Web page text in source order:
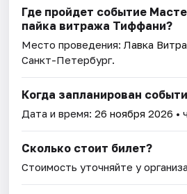
Где пройдет событие
пайка витража Тиффани?
Место проведения:Лавка
Санкт-Петербург.
Когда запланирован
Дата и время:26 ноября 2026 •
Сколько стоит билет?
Стоимость уточняйте у